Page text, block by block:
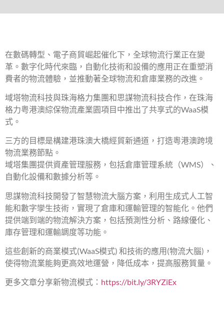
在數碼轉型、電子商貿崛起催化下，全球物流行業正在變
革。數字化時代來臨，自動化技術和設備的應用正在重塑消
費者的物流體驗，並推動著全球物流和倉庫業務的改進。
域塔物流科技與珠海格力集團和思謀物流科技合作，在珠海
格力粤港澳綜保物流產業園項目中推出了共享式的WaaS模
式。
三方的目標是構建港珠澳大橋經貿新通道，打造粵港澳跨境
物流業務節點。
域塔集團提供資產管理服務，包括倉庫管理系統（WMS）、
自動化設備和數據分析等。
思謀物流科技開發了智慧物流大腦方案，利用生成式人工智
能和數字孿生技術，實現了倉庫和運輸管理的智能化。他們
提供端到端的物流解決方案，包括預測性分析、路線優化、
庫存管理和運輸調度等功能。
這些創新的商業模式(WaaS模式) 和技術的應用(物流大腦)，
使得物流業能夠更高效地運營，降低成本，提高服務質量。
更多文章分享新物流模式： https://bit.ly/3RYZiEx